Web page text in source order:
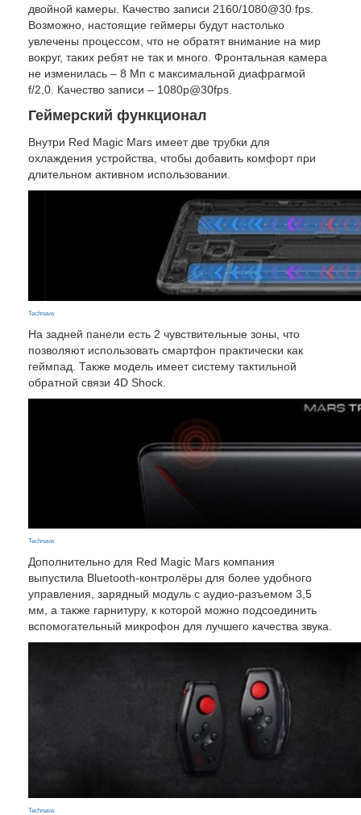
двойной камеры. Качество записи 2160/1080@30 fps.
Возможно, настоящие геймеры будут настолько
увлечены процессом, что не обратят внимание на мир
вокруг, таких ребят не так и много. Фронтальная камера
не изменилась – 8 Мп с максимальной диафрагмой
f/2,0. Качество записи – 1080р@30fps.
Геймерский функционал
Внутри Red Magic Mars имеет две трубки для
охлаждения устройства, чтобы добавить комфорт при
длительном активном использовании.
Technave
На задней панели есть 2 чувствительные зоны, что
позволяют использовать смартфон практически как
геймпад. Также модель имеет систему тактильной
обратной связи 4D Shock.
Technave
Дополнительно для Red Magic Mars компания
выпустила Bluetooth-контролёры для более удобного
управления, зарядный модуль с аудио-разъемом 3,5
мм, а также гарнитуру, к которой можно подсоединить
вспомогательный микрофон для лучшего качества звука.
Technave